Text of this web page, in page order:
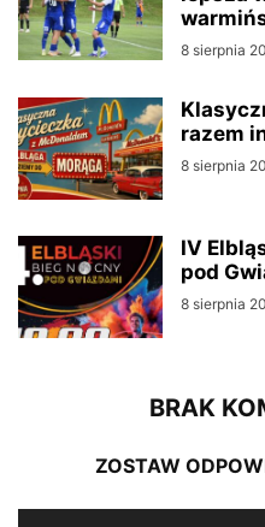
8 sierpnia
razem
8 sierpnia
IV
pod
8 sierpnia
BRAK
ZOSTAW